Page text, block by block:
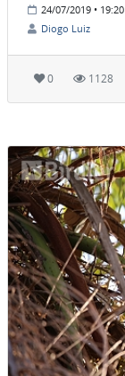
24/07/2019 • 19:20
Diogo Luiz
0 1128